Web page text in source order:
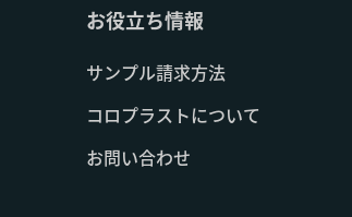
お役立ち情報
サンプル請求方法
コロプラストについて
お問い合わせ